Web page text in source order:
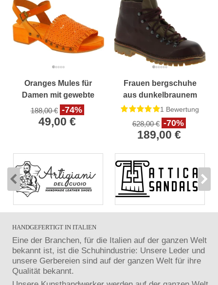
Oranges Mules für
Damen mit gewebte
Leder band
Handgefertigte
188,00 € -74%
49,00 €
Frauen bergschuhe
aus dunkelbraunem
pflanzlich gegerbtem
Leder
1 Bewertung
628,00 € -70%
189,00 €
HANDGEFERTIGT IN ITALIEN
Eine der Branchen, für die Italien auf der ganzen Welt
bekannt ist, ist die Schuhindustrie: Unsere Leder und
unsere Gerbereien sind auf der ganzen Welt für ihre
Qualität bekannt.